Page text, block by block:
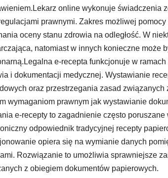
online wykonuje świadczenia
prawnymi. Zakres możliwej
oceny stanu zdrowia na odległość. W
natomiast w innych konieczne może
e-recepta funkcjonuje w
i dokumentacji medycznej. Wystawianie
oraz przestrzegania zasad
wymaganiom prawnym jak wystawianie
e-recepty to zagadnienie często
odpowiednik tradycyjnej recepty
opiera się na wymianie danych
Rozwiązanie to umożliwia sprawniejsze
z obiegiem dokumentów papierowych.